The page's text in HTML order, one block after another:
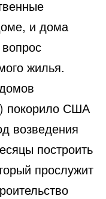
и дома
жилья.
покорило США
возведения
построить
прослужит